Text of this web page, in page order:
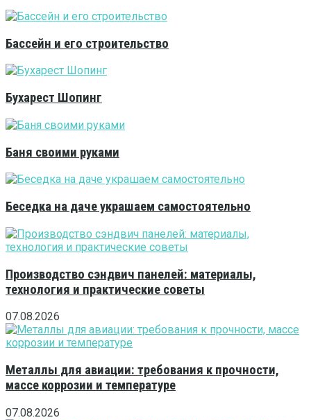
Бассейн и его строительство
Бухарест Шопинг
Баня своими руками
Беседка на даче украшаем самостоятельно
Производство сэндвич панелей: материалы,
технология и практические советы
07.08.2026
Металлы для авиации: требования к прочности,
массе коррозии и температуре
07.08.2026